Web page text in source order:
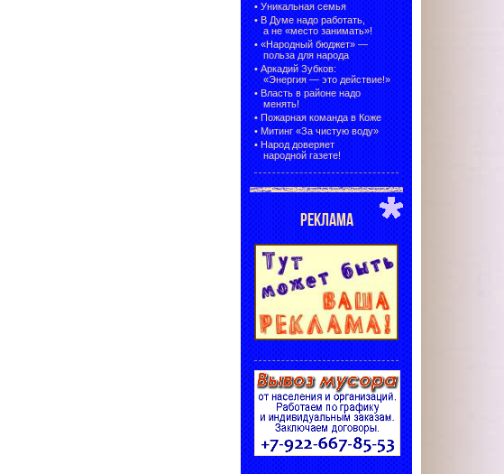
• Уникальная семья
• В Думе надо работать,
а не «место занимать»!
• «Народный бюджет» —
польза для народа
• Аркадий Зубков:
«Энергия — это действие!»
• Власть в районе надо
менять!
• Пожарная команда в Коже
• Митинг «За чистую воду»
• Народ доверяет
народной газете!
РЕКЛАМА